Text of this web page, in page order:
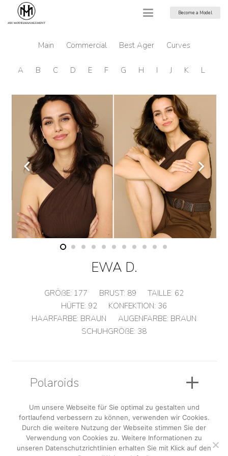
Become a Model
Main Commercial Best Ager Curves
A B C D E F G H I J K L
EWA D.
GRÖßE: 177 BRUST: 89 TAILLE: 62
HÜFTE: 92 KONFEKTION: 36
HAARFARBE: BRAUN AUGENFARBE: BRAUN
SCHUHGRÖßE: 38
Polaroids
Sedcard
Um unsere Webseite für Sie optimal zu gestalten und
fortlaufend verbessern zu können, verwenden wir Cookies.
Durch die weitere Nutzung der Webseite stimmen Sie der
Verwendung von Cookies zu. Weitere Informationen zu
unseren Datenschutzrichtlinien erhalten Sie mit Klick auf den